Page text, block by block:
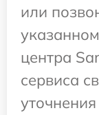
или
центра
сервиса